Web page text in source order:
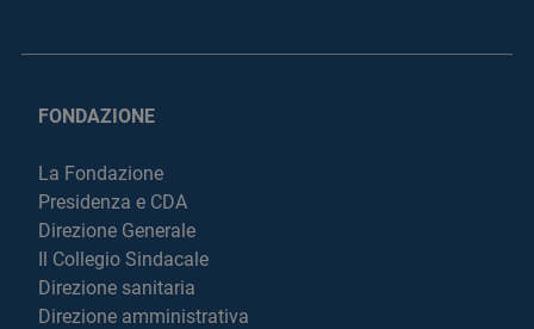
FONDAZIONE
La Fondazione
Presidenza e CDA
Direzione Generale
Il Collegio Sindacale
Direzione sanitaria
Direzione amministrativa